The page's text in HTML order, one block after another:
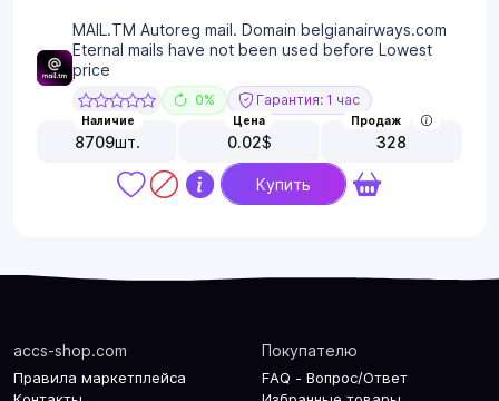
MAIL.TM Autoreg mail. Domain belgianairways.com
Eternal mails have not been used before Lowest
price
0% Гарантия: 1 час
Наличие
8709шт.
Цена
0.02$
Продаж
328
Купить
accs-shop.com
Правила маркетплейса
Покупателю
FAQ - Вопрос/Ответ